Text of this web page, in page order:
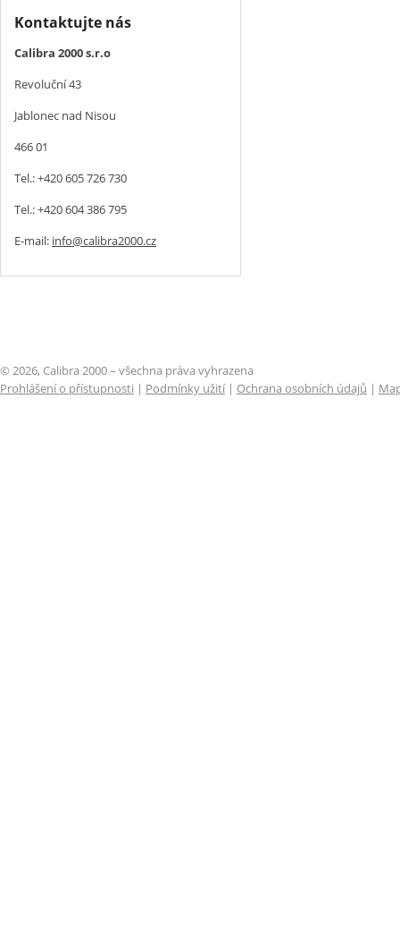
Kontaktujte nás
Calibra 2000 s.r.o
Revoluční 43
Jablonec nad Nisou
466 01
Tel.: +420 605 726 730
Tel.: +420 604 386 795
E-mail: info@calibra2000.cz
© 2026, Calibra 2000 – všechna práva vyhrazena
Prohlášení o přístupnosti | Podmínky užití| Ochrana osobních údajů |